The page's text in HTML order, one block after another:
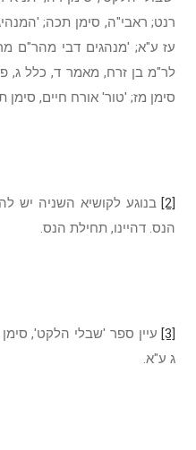
רנט; ראבי"ה, סימן תכה;
לר"מ בן זרח, מאמר ד, כלל ג,
סימן מז; 'טור' אורח חיים, סימן
[2] בנוגע לקושיא השניה יש
הנס. דהיינו, תחילת הנס.
[3] עיין ספר 'שבלי הלקט',
ג ע"א.